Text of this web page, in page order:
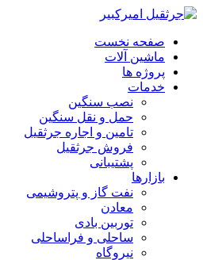
صفحه نخست
ماشین آلات
پروژه ها
خدمات
نصب سنگین
حمل و نقل سنگین
تامین و اجاره جرثقیل
فروش جرثقیل
پشتیبانی
بازارها
نفت گاز و پتروشیمی
معادن
توربین بادی
ساحلی و فراساحلی
نیروگاه